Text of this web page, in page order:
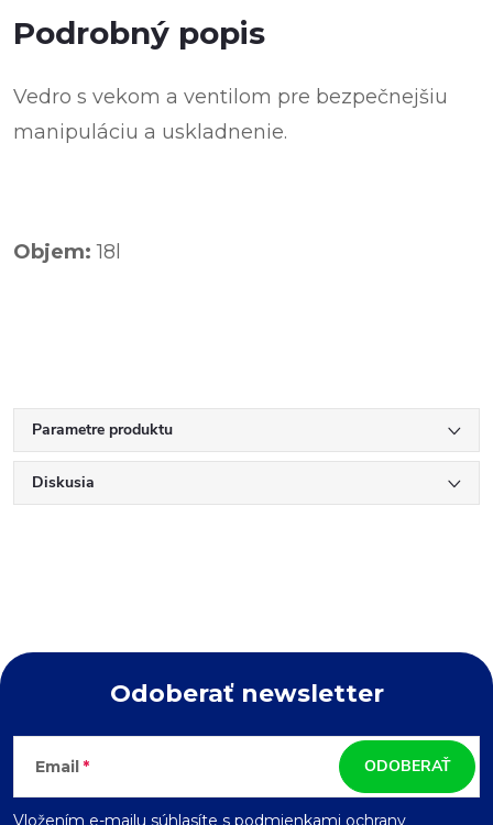
Podrobný popis
Vedro s vekom a ventilom pre bezpečnejšiu
manipuláciu a uskladnenie.
Objem: 18l
Parametre produktu
Diskusia
Z
á
Odoberať newsletter
Email
Vložením e-mailu súhlasíte s podmienkami ochrany
ODOBERAŤ